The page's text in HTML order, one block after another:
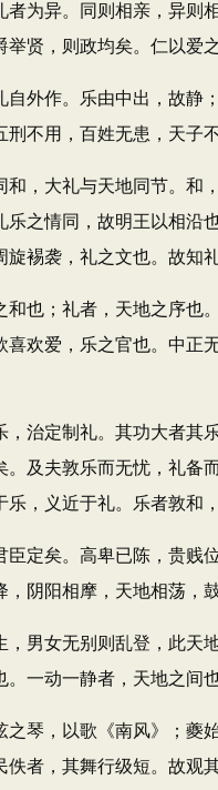
异。同则相亲，异则相
举贤，则政均矣。仁以爱
作。乐由中出，故静；
刑不用，百姓无患，天子
大礼与天地同节。和，
乐之情同，故明王以相沿
旋裼袭，礼之文也。故知
；礼者，天地之序也。
喜欢爱，乐之官也。中正
定制礼。其功大者其乐
。及夫敦乐而无忧，礼备
乐，义近于礼。乐者敦和
矣。高卑已陈，贵贱位
，阴阳相摩，天地相荡，
女无别则乱登，此天地
一动一静者，天地之间也
，以歌《南风》；夔始
佚者，其舞行级短。故观